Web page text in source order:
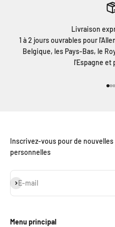
Livraison
1 à 2 jours ouvrables pour
Belgique, les Pays-Bas, le
l'Espagne et
Inscrivez-vous pour de
personnelles
E-mail
S'inscrire
Menu principal